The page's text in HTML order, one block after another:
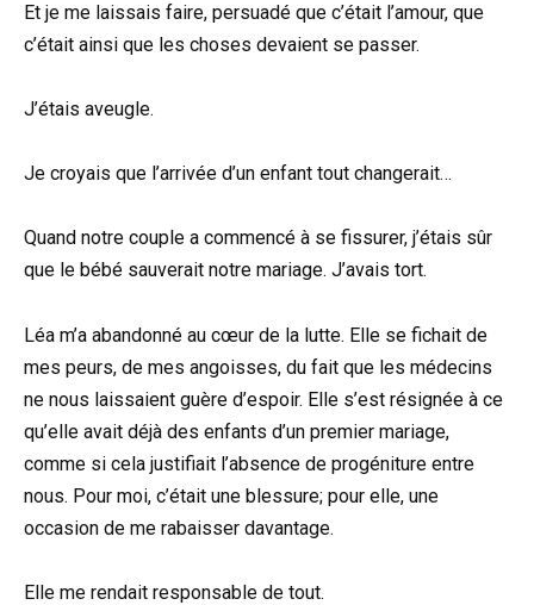
Et je me laissais faire, persuadé que c’était l’amour, que
c’était ainsi que les choses devaient se passer.
J’étais aveugle.
Je croyais que l’arrivée d’un enfant tout changerait…
Quand notre couple a commencé à se fissurer, j’étais sûr
que le bébé sauverait notre mariage. J’avais tort.
Léa m’a abandonné au cœur de la lutte. Elle se fichait de
mes peurs, de mes angoisses, du fait que les médecins
ne nous laissaient guère d’espoir. Elle s’est résignée à ce
qu’elle avait déjà des enfants d’un premier mariage,
comme si cela justifiait l’absence de progéniture entre
nous. Pour moi, c’était une blessure; pour elle, une
occasion de me rabaisser davantage.
Elle me rendait responsable de tout.